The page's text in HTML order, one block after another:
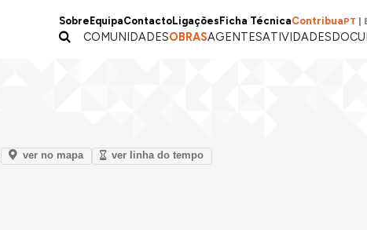
Sobre EquipaContactoLigações Ficha TécnicaContribuaPT
COMUNIDADESOBRASAGENTESATIVIDADES
ver no mapa ver linha do tempo